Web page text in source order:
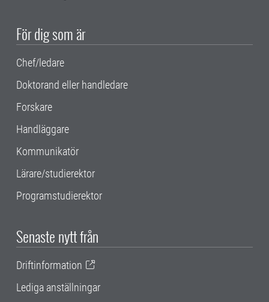
För dig som är
Chef/ledare
Doktorand eller handledare
Forskare
Handläggare
Kommunikatör
Lärare/studierektor
Programstudierektor
Senaste nytt från
Driftinformation
Lediga anställningar